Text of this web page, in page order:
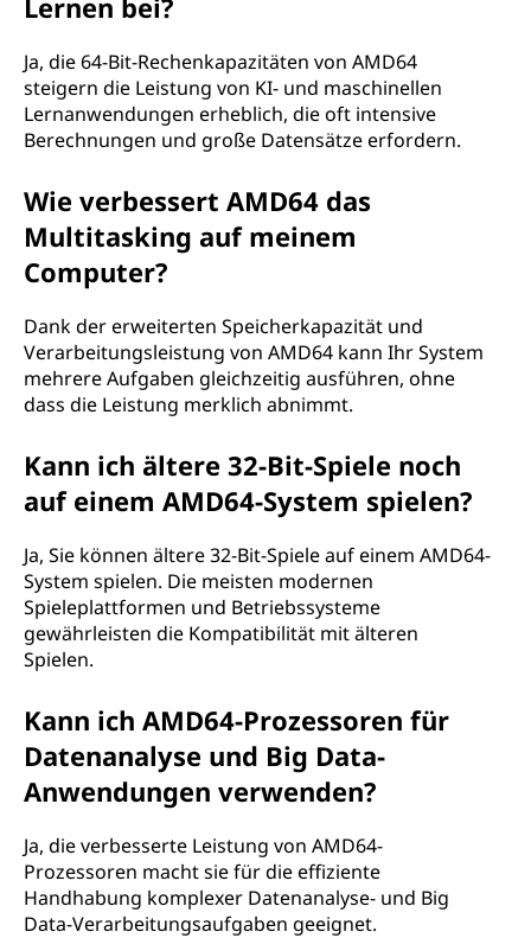
Lernen bei?
Ja, die 64-Bit-Rechenkapazitäten von AMD64
steigern die Leistung von KI- und maschinellen
Lernanwendungen erheblich, die oft intensive
Berechnungen und große Datensätze erfordern.
Wie verbessert AMD64 das
Multitasking auf meinem
Computer?
Dank der erweiterten Speicherkapazität und
Verarbeitungsleistung von AMD64 kann Ihr System
mehrere Aufgaben gleichzeitig ausführen, ohne
dass die Leistung merklich abnimmt.
Kann ich ältere 32-Bit-Spiele noch
auf einem AMD64-System spielen?
Ja, Sie können ältere 32-Bit-Spiele auf einem AMD64-
System spielen. Die meisten modernen
Spieleplattformen und Betriebssysteme
gewährleisten die Kompatibilität mit älteren
Spielen.
Kann ich AMD64-Prozessoren für
Datenanalyse und Big Data-
Anwendungen verwenden?
Ja, die verbesserte Leistung von AMD64-
Prozessoren macht sie für die effiziente
Handhabung komplexer Datenanalyse- und Big
Data-Verarbeitungsaufgaben geeignet.